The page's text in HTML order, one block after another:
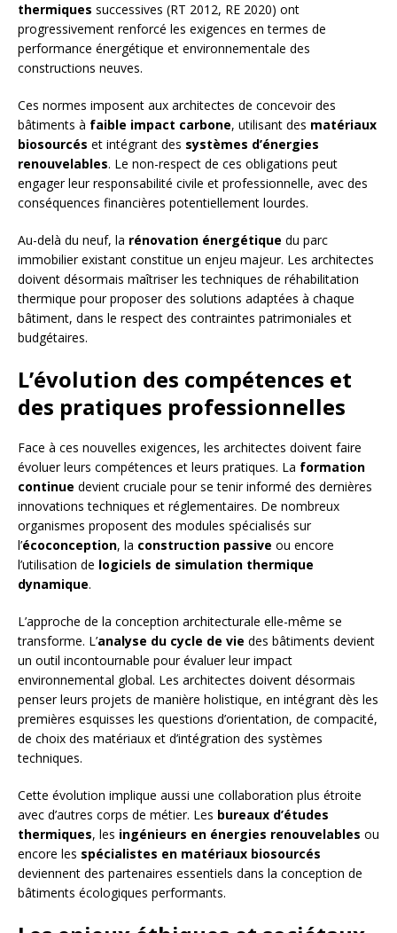
thermiques successives (RT 2012, RE 2020) ont
progressivement renforcé les exigences en termes de
performance énergétique et environnementale des
constructions neuves.
Ces normes imposent aux architectes de concevoir des
bâtiments à faible impact carbone, utilisant des matériaux
biosourcés et intégrant des systèmes d’énergies
renouvelables. Le non-respect de ces obligations peut
engager leur responsabilité civile et professionnelle, avec des
conséquences financières potentiellement lourdes.
Au-delà du neuf, la rénovation énergétique du parc
immobilier existant constitue un enjeu majeur. Les architectes
doivent désormais maîtriser les techniques de réhabilitation
thermique pour proposer des solutions adaptées à chaque
bâtiment, dans le respect des contraintes patrimoniales et
budgétaires.
L’évolution des compétences et
des pratiques professionnelles
Face à ces nouvelles exigences, les architectes doivent faire
évoluer leurs compétences et leurs pratiques. La formation
continue devient cruciale pour se tenir informé des dernières
innovations techniques et réglementaires. De nombreux
organismes proposent des modules spécialisés sur
l’écoconception, la construction passive ou encore
l’utilisation de logiciels de simulation thermique
dynamique.
L’approche de la conception architecturale elle-même se
transforme. L’analyse du cycle de vie des bâtiments devient
un outil incontournable pour évaluer leur impact
environnemental global. Les architectes doivent désormais
penser leurs projets de manière holistique, en intégrant dès les
premières esquisses les questions d’orientation, de compacité,
de choix des matériaux et d’intégration des systèmes
techniques.
Cette évolution implique aussi une collaboration plus étroite
avec d’autres corps de métier. Les bureaux d’études
thermiques, les ingénieurs en énergies renouvelables ou
encore les spécialistes en matériaux biosourcés
deviennent des partenaires essentiels dans la conception de
bâtiments écologiques performants.